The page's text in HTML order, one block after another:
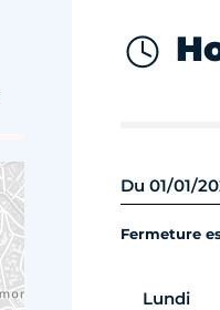
Du 01/01/
Fermeture
Lundi